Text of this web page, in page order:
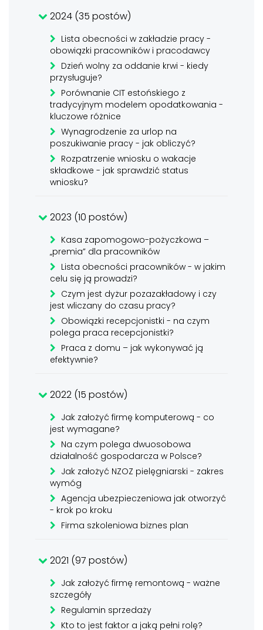
2024 (35 postów)
Lista obecności w zakładzie pracy -
obowiązki pracowników i pracodawcy
Dzień wolny za oddanie krwi - kiedy
przysługuje?
Porównanie CIT estońskiego z
tradycyjnym modelem opodatkowania -
kluczowe różnice
Wynagrodzenie za urlop na
poszukiwanie pracy - jak obliczyć?
Rozpatrzenie wniosku o wakacje
składkowe - jak sprawdzić status
wniosku?
2023 (10 postów)
Kasa zapomogowo-pożyczkowa –
„premia” dla pracowników
Lista obecności pracowników - w jakim
celu się ją prowadzi?
Czym jest dyżur pozazakładowy i czy
jest wliczany do czasu pracy?
Obowiązki recepcjonistki - na czym
polega praca recepcjonistki?
Praca z domu – jak wykonywać ją
efektywnie?
2022 (15 postów)
Jak założyć firmę komputerową - co
jest wymagane?
Na czym polega dwuosobowa
działalność gospodarcza w Polsce?
Jak założyć NZOZ pielęgniarski - zakres
wymóg
Agencja ubezpieczeniowa jak otworzyć
- krok po kroku
Firma szkoleniowa biznes plan
2021 (97 postów)
Jak założyć firmę remontową - ważne
szczegóły
Regulamin sprzedaży
Kto to jest faktor a jaką pełni rolę?